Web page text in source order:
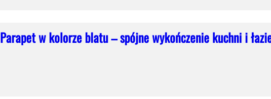
Parapet w kolorze blatu – spójne wykończenie kuchni i